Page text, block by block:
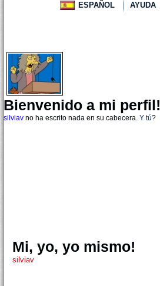
ESPAÑOL AYUDA
Bienvenido a mi perfil!
silviav no ha escrito nada en su cabecera. Y tú?
Mi, yo, yo mismo!
silviav